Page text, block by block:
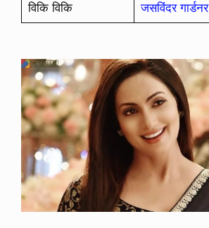
विकि विकि जसविंदर गार्डनर